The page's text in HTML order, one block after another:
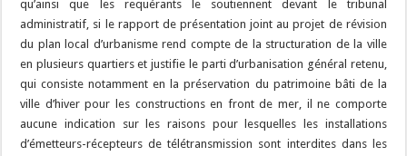
qu’ainsi que les requérants le soutiennent devant le tribunal
administratif, si le rapport de présentation joint au projet de révision
du plan local d’urbanisme rend compte de la structuration de la ville
en plusieurs quartiers et justifie le parti d’urbanisation général retenu,
qui consiste notamment en la préservation du patrimoine bâti de la
ville d’hiver pour les constructions en front de mer, il ne comporte
aucune indication sur les raisons pour lesquelles les installations
d’émetteurs-récepteurs de télétransmission sont interdites dans les